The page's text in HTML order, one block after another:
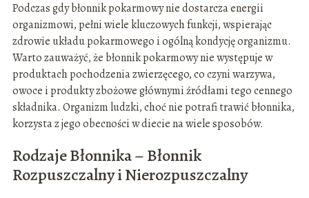
Podczas gdy błonnik pokarmowy nie dostarcza energii
organizmowi, pełni wiele kluczowych funkcji, wspierając
zdrowie układu pokarmowego i ogólną kondycję organizmu.
Warto zauważyć, że błonnik pokarmowy nie występuje w
produktach pochodzenia zwierzęcego, co czyni warzywa,
owoce i produkty zbożowe głównymi źródłami tego cennego
składnika. Organizm ludzki, choć nie potrafi trawić błonnika,
korzysta z jego obecności w diecie na wiele sposobów.
Rodzaje Błonnika – Błonnik
Rozpuszczalny i Nierozpuszczalny